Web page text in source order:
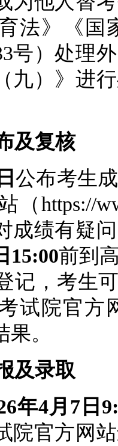
法》《国
号）处理
九）》进
及复核
公布考生
（https://
成绩有疑
15:00前到
记，考生
试院官方
。
及录取
年4月7日
院官方网